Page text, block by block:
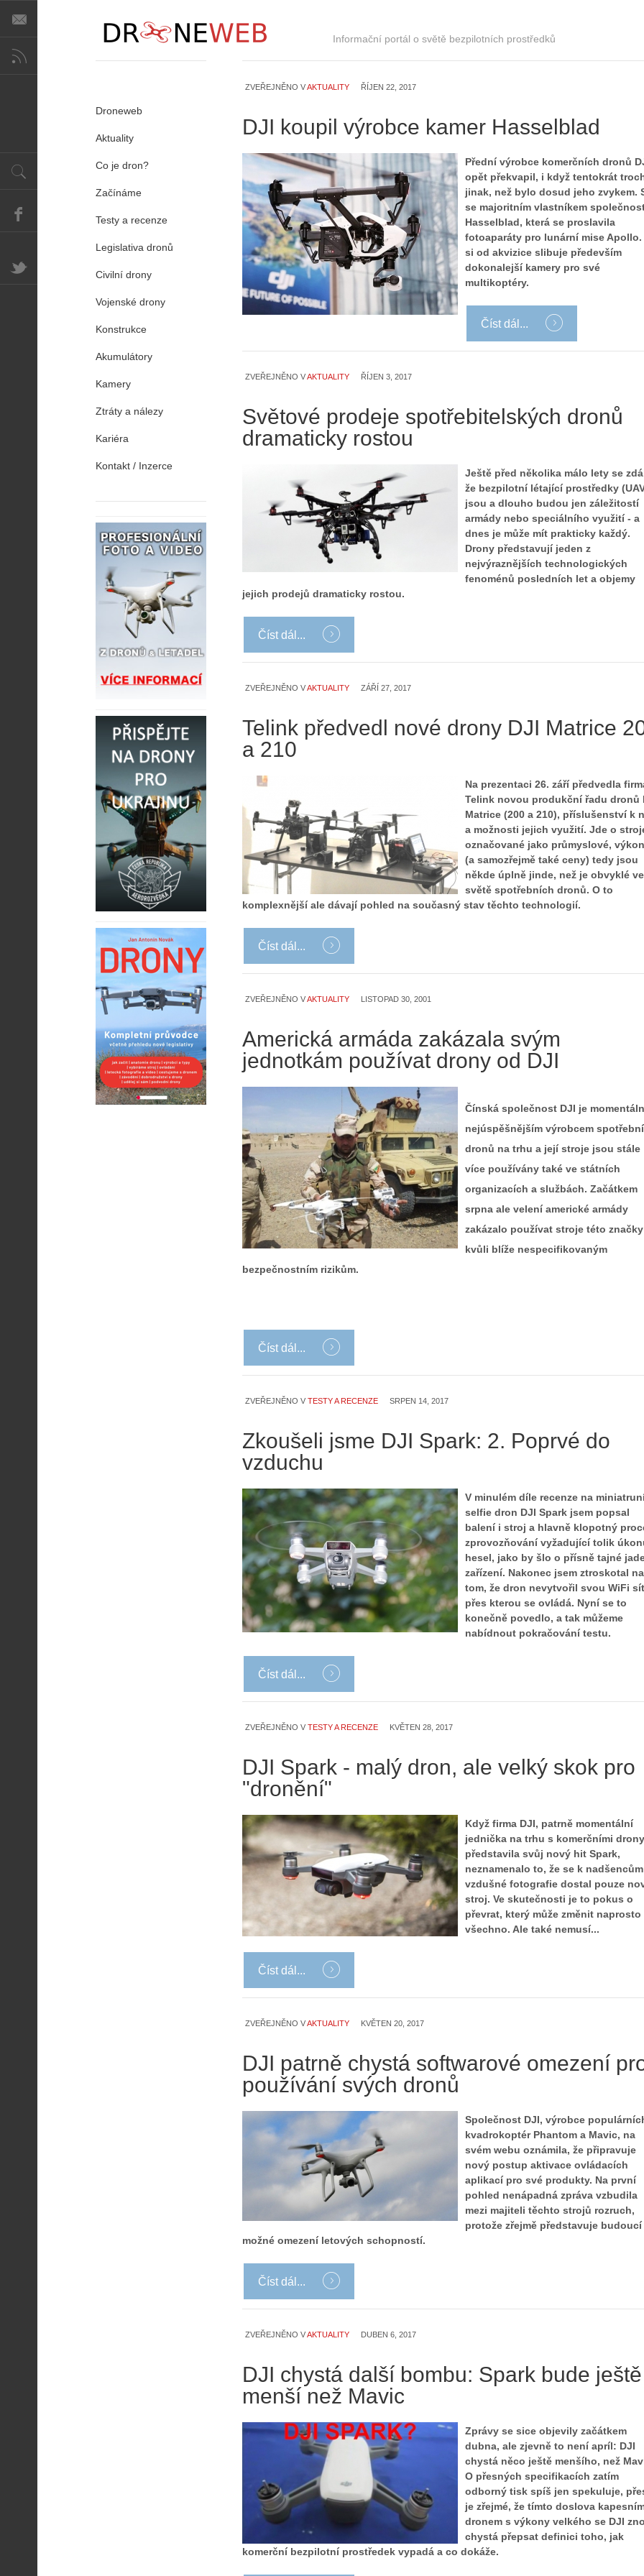
Informační portál o světě bezpilotních prostředků
ZVEŘEJNĚNO VAKTUALITY ŘÍJEN 22, 2017
DJI koupil výrobce kamer Hasselblad
Přední výrobce komerčních dronů
opět překvapil, i když tentokrát
jinak, než bylo dosud jeho zvykem.
se majoritním vlastníkem
Hasselblad, která se proslavila
fotoaparáty pro lunární mise Apollo.
si od akvizice slibuje především
dokonalejší kamery pro své
multikoptéry.
Číst dál...
ZVEŘEJNĚNO VAKTUALITY ŘÍJEN 3, 2017
Světové prodeje spotřebitelských dronů
dramaticky rostou
Ještě před několika málo lety se
že bezpilotní létající prostředky
jsou a dlouho budou jen záležitostí
armády nebo speciálního využití - a
dnes je může mít prakticky každý.
Drony představují jeden z
nejvýraznějších technologických
fenoménů posledních let a objemy
jejich prodejů dramaticky rostou.
Číst dál...
ZVEŘEJNĚNO VAKTUALITY ZÁŘÍ 27, 2017
Telink předvedl nové drony DJI Matrice
a 210
Na prezentaci 26. září předvedla
Telink novou produkční řadu dronů
Matrice (200 a 210), příslušenství k
a možnosti jejich využití. Jde o
označované jako průmyslové,
(a samozřejmě také ceny) tedy jsou
někde úplně jinde, než je obvyklé ve
světě spotřebních dronů. O to
komplexnější ale dávají pohled na současný stav těchto technologií.
Číst dál...
ZVEŘEJNĚNO VAKTUALITY LISTOPAD 30, 2001
Americká armáda zakázala svým
jednotkám používat drony od DJI
Čínská společnost DJI je
nejúspěšnějším výrobcem
dronů na trhu a její stroje jsou stále
více používány také ve státních
organizacích a službách. Začátkem
srpna ale velení americké armády
zakázalo používat stroje této značky
kvůli blíže nespecifikovaným
bezpečnostním rizikům.
Číst dál...
ZVEŘEJNĚNO V TESTY A RECENZE SRPEN 14, 2017
Zkoušeli jsme DJI Spark: 2. Poprvé do
vzduchu
V minulém díle recenze na
selfie dron DJI Spark jsem popsal
balení i stroj a hlavně klopotný
zprovozňování vyžadující tolik
hesel, jako by šlo o přísně tajné
zařízení. Nakonec jsem ztroskotal na
tom, že dron nevytvořil svou WiFi
přes kterou se ovládá. Nyní se to
konečně povedlo, a tak můžeme
nabídnout pokračování testu.
Číst dál...
ZVEŘEJNĚNO V TESTY A RECENZE KVĚTEN 28, 2017
DJI Spark - malý dron, ale velký skok pro
"dronění"
Když firma DJI, patrně momentální
jednička na trhu s komerčními
představila svůj nový hit Spark,
neznamenalo to, že se k nadšencům
vzdušné fotografie dostal pouze
stroj. Ve skutečnosti je to pokus o
převrat, který může změnit naprosto
všechno. Ale také nemusí...
Číst dál...
ZVEŘEJNĚNO VAKTUALITY KVĚTEN 20, 2017
DJI patrně chystá softwarové omezení
používání svých dronů
Společnost DJI, výrobce
kvadrokoptér Phantom a Mavic, na
svém webu oznámila, že připravuje
nový postup aktivace ovládacích
aplikací pro své produkty. Na první
pohled nenápadná zpráva vzbudila
mezi majiteli těchto strojů rozruch,
protože zřejmě představuje budoucí
možné omezení letových schopností.
Číst dál...
ZVEŘEJNĚNO VAKTUALITY DUBEN 6, 2017
DJI chystá další bombu: Spark bude ještě
menší než Mavic
Zprávy se sice objevily začátkem
dubna, ale zjevně to není apríl: DJI
chystá něco ještě menšího, než
O přesných specifikacích zatím
odborný tisk spíš jen spekuluje,
je zřejmé, že tímto doslova
dronem s výkony velkého se DJI
chystá přepsat definici toho, jak
komerční bezpilotní prostředek vypadá a co dokáže.
Droneweb
Aktuality
Co je dron?
Začínáme
Testy a recenze
Legislativa dronů
Civilní drony
Vojenské drony
Konstrukce
Akumulátory
Kamery
Ztráty a nálezy
Kariéra
Kontakt / Inzerce